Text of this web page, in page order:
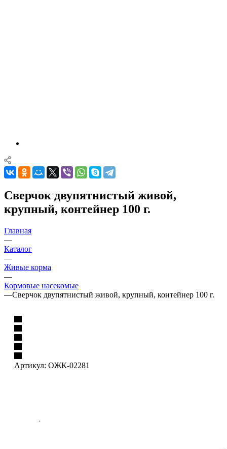
Сверчок двупятнистый живой,
крупный, контейнер 100 г.
Главная
—
Каталог
—
Живые корма
—
Кормовые насекомые
—Сверчок двупятнистый живой, крупный, контейнер 100 г.
Артикул: ОЖК-02281